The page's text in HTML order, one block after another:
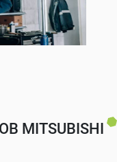
MITSUBISHI